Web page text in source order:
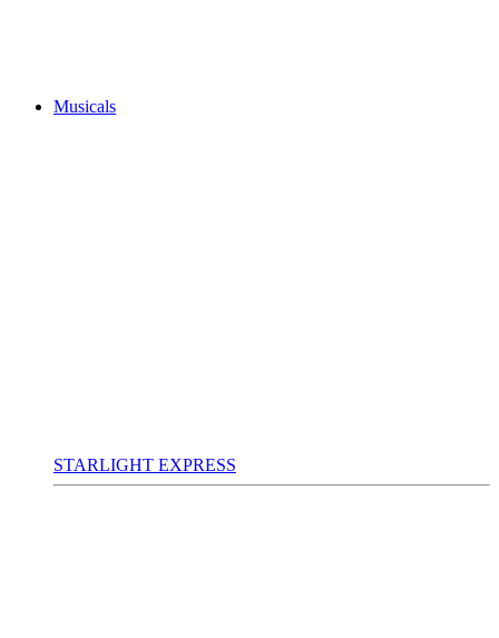
Musicals
STARLIGHT EXPRESS